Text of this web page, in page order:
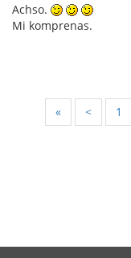
Achso.
Mi komprenas.
« < 1